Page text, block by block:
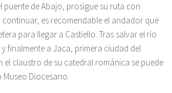
puente de Abajo, prosigue su ruta con
continuar, es recomendable el andador que
para llegar a Castiello. Tras salvar el río
y finalmente a Jaca, primera ciudad del
el claustro de su catedral románica se puede
Diocesano.